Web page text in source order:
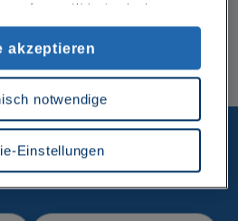
Ihrer Bezirksdirektion Zens
auf unserer Webseite oder den
Datenverarbeitung durch sämtliche dieser
Partner, ggf. auch zu eigenen
Datenübermittlung in Länder kommen, die
aufweisen (z.B. USA). Es
die Daten nutzen und analysieren
durchgesetzt werden können- Ihre
über die Cookie Einstellungen mit Wirkung
Informationen zu Cookies und der
unter den folgenden Links Datenschutz
Einstellungen
notwendige
akzeptieren